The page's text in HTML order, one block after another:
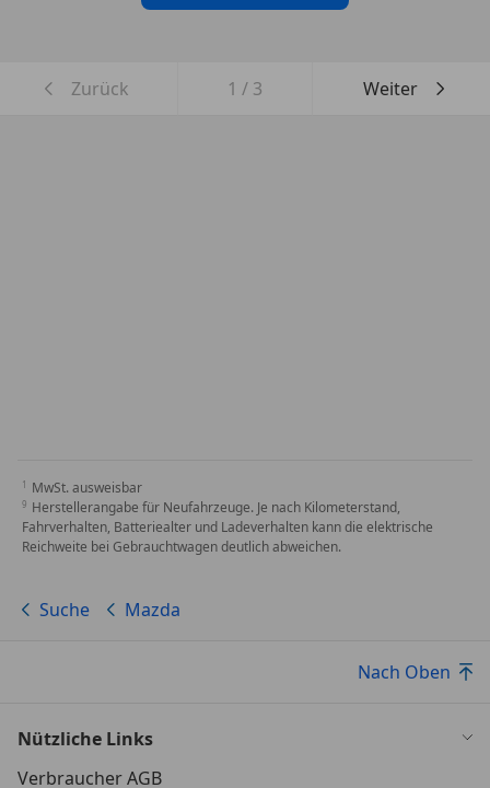
Zurück 1 / 3 Weiter
MwSt. ausweisbar
Herstellerangabe für Neufahrzeuge. Je nach Kilometerstand,
Fahrverhalten, Batteriealter und Ladeverhalten kann die elektrische
Reichweite bei Gebrauchtwagen deutlich abweichen.
Suche Mazda
Nach Oben
Nützliche Links
Verbraucher AGB